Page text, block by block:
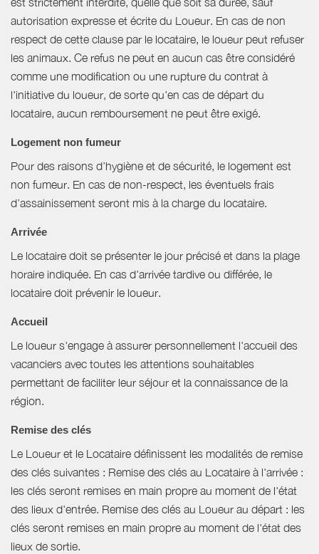
autorisation expresse et écrite du Loueur. En cas de non
respect de cette clause par le locataire, le loueur peut refuser
les animaux. Ce refus ne peut en aucun cas être considéré
comme une modification ou une rupture du contrat à
l'initiative du loueur, de sorte qu'en cas de départ du
locataire, aucun remboursement ne peut être exigé.
Logement non fumeur
Pour des raisons d’hygiène et de sécurité, le logement est
non fumeur. En cas de non-respect, les éventuels frais
d’assainissement seront mis à la charge du locataire.
Arrivée
Le locataire doit se présenter le jour précisé et dans la plage
horaire indiquée. En cas d'arrivée tardive ou différée, le
locataire doit prévenir le loueur.
Accueil
Le loueur s'engage à assurer personnellement l'accueil des
vacanciers avec toutes les attentions souhaitables
permettant de faciliter leur séjour et la connaissance de la
région.
Remise des clés
Le Loueur et le Locataire définissent les modalités de remise
des clés suivantes : Remise des clés au Locataire à l'arrivée :
les clés seront remises en main propre au moment de l'état
des lieux d'entrée. Remise des clés au Loueur au départ : les
clés seront remises en main propre au moment de l'état des
lieux de sortie.